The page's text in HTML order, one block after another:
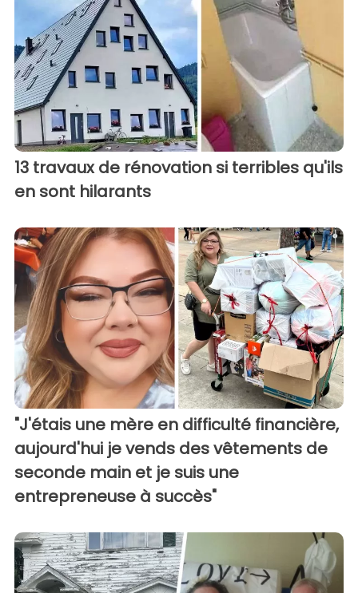
13 travaux de rénovation si terribles qu'ils
en sont hilarants
"J'étais une mère en difficulté financière,
aujourd'hui je vends des vêtements de
seconde main et je suis une
entrepreneuse à succès"